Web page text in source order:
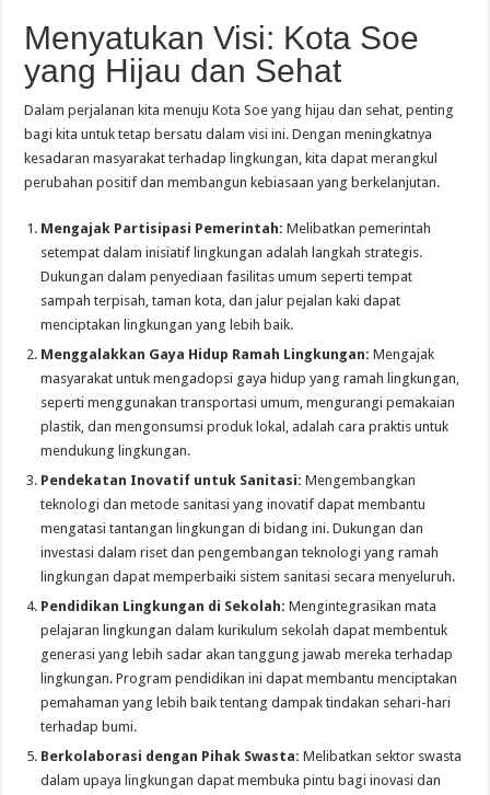
Menyatukan Visi: Kota Soe
yang Hijau dan Sehat
Dalam perjalanan kita menuju Kota Soe yang hijau dan sehat, penting
bagi kita untuk tetap bersatu dalam visi ini. Dengan meningkatnya
kesadaran masyarakat terhadap lingkungan, kita dapat merangkul
perubahan positif dan membangun kebiasaan yang berkelanjutan.
Mengajak Partisipasi Pemerintah: Melibatkan pemerintah
setempat dalam inisiatif lingkungan adalah langkah strategis.
Dukungan dalam penyediaan fasilitas umum seperti tempat
sampah terpisah, taman kota, dan jalur pejalan kaki dapat
menciptakan lingkungan yang lebih baik.
Menggalakkan Gaya Hidup Ramah Lingkungan: Mengajak
masyarakat untuk mengadopsi gaya hidup yang ramah lingkungan,
seperti menggunakan transportasi umum, mengurangi pemakaian
plastik, dan mengonsumsi produk lokal, adalah cara praktis untuk
mendukung lingkungan.
Pendekatan Inovatif untuk Sanitasi: Mengembangkan
teknologi dan metode sanitasi yang inovatif dapat membantu
mengatasi tantangan lingkungan di bidang ini. Dukungan dan
investasi dalam riset dan pengembangan teknologi yang ramah
lingkungan dapat memperbaiki sistem sanitasi secara menyeluruh.
Pendidikan Lingkungan di Sekolah: Mengintegrasikan mata
pelajaran lingkungan dalam kurikulum sekolah dapat membentuk
generasi yang lebih sadar akan tanggung jawab mereka terhadap
lingkungan. Program pendidikan ini dapat membantu menciptakan
pemahaman yang lebih baik tentang dampak tindakan sehari-hari
terhadap bumi.
Berkolaborasi dengan Pihak Swasta: Melibatkan sektor swasta
dalam upaya lingkungan dapat membuka pintu bagi inovasi dan